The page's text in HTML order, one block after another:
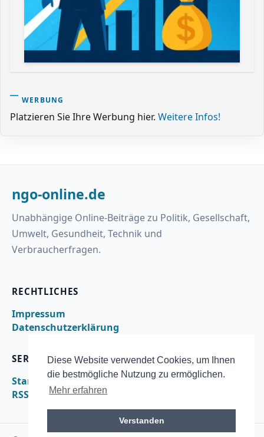
Diese Website verwendet Cookies, um Ihnen
die bestmögliche Nutzung zu ermöglichen.
Mehr erfahren
Verstanden
WERBUNG
Platzieren Sie Ihre Werbung hier. Weitere Infos!
ngo-online.de
Unabhängige Online-Beiträge zu Politik, Gesellschaft,
Umwelt, Gesundheit, Technik und
Verbraucherfragen.
RECHTLICHES
Impressum
Datenschutzerklärung
SERVICE
Startseite
RSS